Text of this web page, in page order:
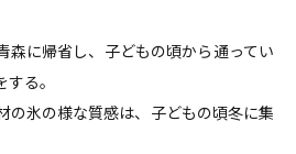
森に帰省し、子どもの頃から通ってい
る。
の氷の様な質感は、子どもの頃冬に集